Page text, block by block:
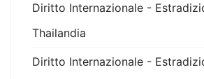
Diritto Internazionale -
Thailandia
Diritto Internazionale -